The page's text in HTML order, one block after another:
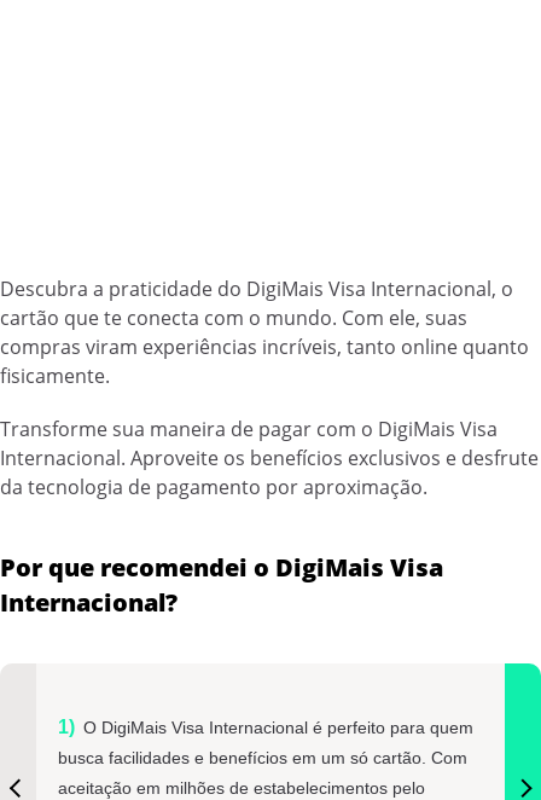
Descubra a praticidade do DigiMais Visa Internacional, o
cartão que te conecta com o mundo. Com ele, suas
compras viram experiências incríveis, tanto online quanto
fisicamente.
Transforme sua maneira de pagar com o DigiMais Visa
Internacional. Aproveite os benefícios exclusivos e desfrute
da tecnologia de pagamento por aproximação.
Por que recomendei o DigiMais Visa
Internacional?
O DigiMais Visa Internacional é perfeito para quem
busca facilidades e benefícios em um só cartão. Com
aceitação em milhões de estabelecimentos pelo